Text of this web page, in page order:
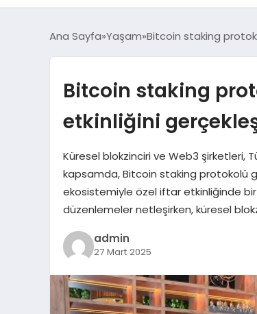
Ana Sayfa Yaşam Bitcoin staking
Bitcoin staking
etkinliğini
Küresel blokzinciri ve Web3 şirketleri,
kapsamda, Bitcoin staking protokolü
ekosistemiyle özel iftar etkinliğinde bir
düzenlemeler netleşirken, küresel
admin
27 Mart 2025